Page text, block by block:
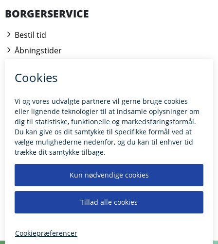
BORGERSERVICE
Bestil tid
Åbningstider
Kontakt borgerrådgiveren
BILLUND.DK
Tilgængelighedserklæring
Giv feedback til hjemmesiden